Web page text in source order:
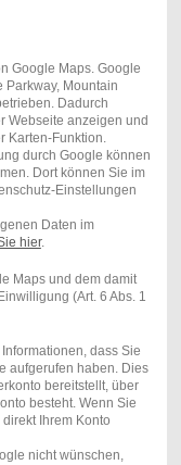
Google Maps. Google
Parkway, Mountain
Dadurch
Webseite anzeigen und
Karten-Funktion.
durch Google können
Dort können Sie im
Einstellungen
Daten im
hier.
Maps und dem damit
(Art. 6 Abs. 1
dass Sie
aufgerufen haben. Dies
bereitstellt, über
besteht. Wenn Sie
Ihrem Konto
nicht wünschen,